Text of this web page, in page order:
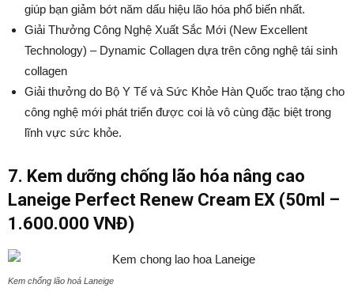
giúp bạn giảm bớt năm dấu hiệu lão hóa phổ biến nhất.
Giải Thưởng Công Nghệ Xuất Sắc Mới (New Excellent
Technology) – Dynamic Collagen dựa trên công nghệ tái sinh
collagen
Giải thưởng do Bộ Y Tế và Sức Khỏe Hàn Quốc trao tặng cho
công nghệ mới phát triển được coi là vô cùng đặc biệt trong
lĩnh vực sức khỏe.
7. Kem dưỡng chống lão hóa nâng cao
Laneige Perfect Renew Cream EX (50ml –
1.600.000 VNĐ)
Kem chống lão hoá Laneige